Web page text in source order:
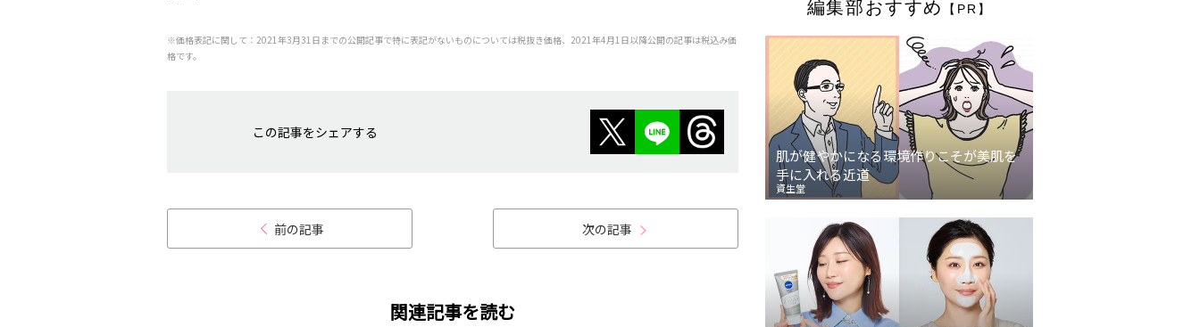
※価格表記に関して：2021年3月31日までの公開記事で特に表記がないものについては税抜き価格、2021年4月1日以降公開の記事は税込み価
格です。
この記事をシェアする
前の記事 次の記事
関連記事を読む
編集部おすすめ 【PR】
肌が健やかになる環境作りこそが美肌を
手に入れる近道
資生堂